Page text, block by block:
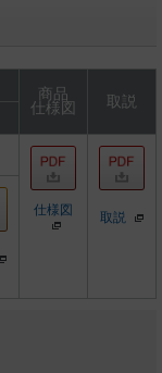
商品
仕様図
取説
仕様図 取説